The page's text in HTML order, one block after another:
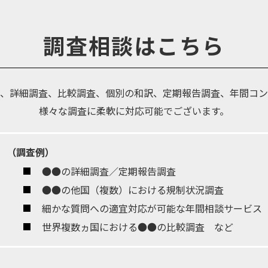
調査相談はこちら
詳細調査、比較調査、個別の和訳、定期報告調査、年間コ
様々な調査に柔軟に対応可能でございます。
（調査例）
●●の詳細調査／定期報告調査
●●の他国（複数）における規制状況調査
細かな質問への適宜対応が可能な年間相談サービス
世界複数ヵ国における●●の比較調査 など